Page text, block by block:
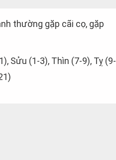
thường gặp cãi cọ, gặp
Sửu (1-3), Thìn (7-9), Tỵ (9-